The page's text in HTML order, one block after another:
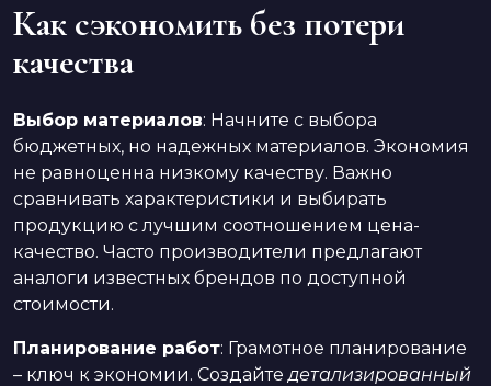
Как сэкономить без потери
качества
Выбор материалов: Начните с выбора
бюджетных, но надежных материалов. Экономия
не равноценна низкому качеству. Важно
сравнивать характеристики и выбирать
продукцию с лучшим соотношением цена-
качество. Часто производители предлагают
аналоги известных брендов по доступной
стоимости.
Планирование работ: Грамотное планирование
– ключ к экономии. Создайтедетализированный